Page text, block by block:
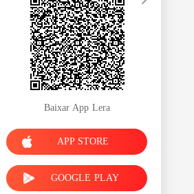
Baixar App Lera
APP STORE
GOOGLE PLAY